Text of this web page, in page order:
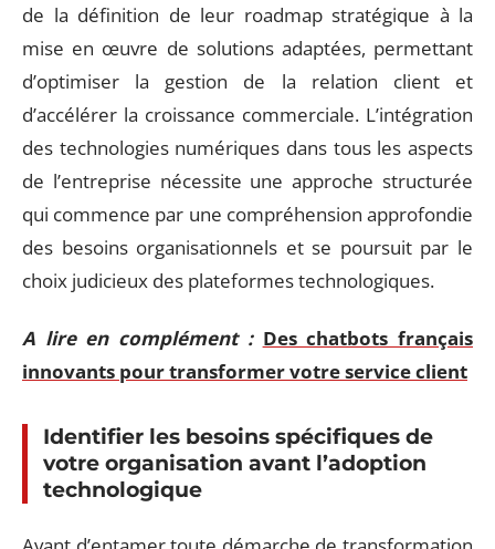
de la définition de leur roadmap stratégique à la
mise en œuvre de solutions adaptées, permettant
d’optimiser la gestion de la relation client et
d’accélérer la croissance commerciale. L’intégration
des technologies numériques dans tous les aspects
de l’entreprise nécessite une approche structurée
qui commence par une compréhension approfondie
des besoins organisationnels et se poursuit par le
choix judicieux des plateformes technologiques.
A lire en complément : Des chatbots français
innovants pour transformer votre service client
Identifier les besoins spécifiques de
votre organisation avant l’adoption
technologique